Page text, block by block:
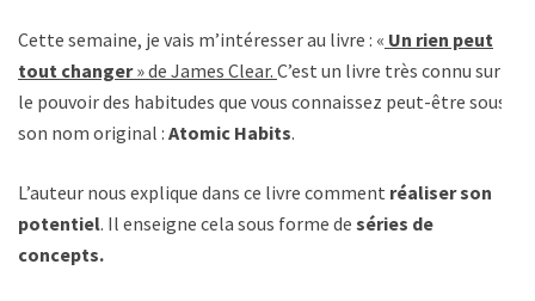
Cette semaine, je vais m’intéresser au livre : « Un rien peut
tout changer» de James Clear. C’est un livre très connu sur
le pouvoir des habitudes que vous connaissez peut-être sous
son nom original : Atomic Habits.
L’auteur nous explique dans ce livre comment réaliser son
potentiel. Il enseigne cela sous forme de séries de
concepts.